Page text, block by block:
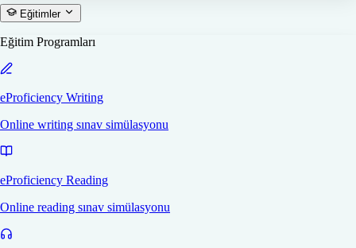
Eğitimler
Eğitim Programları
eProficiency Writing
Online writing sınav simülasyonu
eProficiency Reading
Online reading sınav simülasyonu